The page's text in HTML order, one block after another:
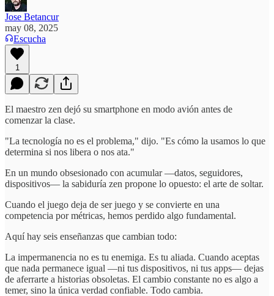
Jose Betancur
may 08, 2025
Escucha
1
El maestro zen dejó su smartphone en modo avión antes de
comenzar la clase.
"La tecnología no es el problema," dijo. "Es cómo la usamos lo que
determina si nos libera o nos ata."
En un mundo obsesionado con acumular —datos, seguidores,
dispositivos— la sabiduría zen propone lo opuesto: el arte de soltar.
Cuando el juego deja de ser juego y se convierte en una
competencia por métricas, hemos perdido algo fundamental.
Aquí hay seis enseñanzas que cambian todo:
La impermanencia no es tu enemiga. Es tu aliada. Cuando aceptas
que nada permanece igual —ni tus dispositivos, ni tus apps— dejas
de aferrarte a historias obsoletas. El cambio constante no es algo a
temer, sino la única verdad confiable. Todo cambia.